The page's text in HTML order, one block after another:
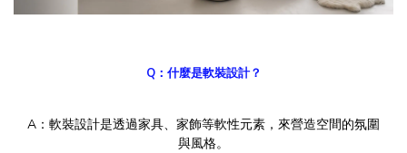
Q：什麼是軟裝設計？
A：軟裝設計是透過家具、家飾等軟性元素，來營造空間的氛圍
與風格。